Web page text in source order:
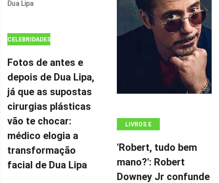
AÇÃO DE $ 100
MILHÕES POR
CELEBRIDADES
Fotos de antes e
depois de Dua Lipa,
já que as supostas
cirurgias plásticas
vão te chocar:
médico elogia a
transformação
facial de Dua Lipa
LIVROS E
'Robert, tudo bem
mano?': Robert
Downey Jr confunde